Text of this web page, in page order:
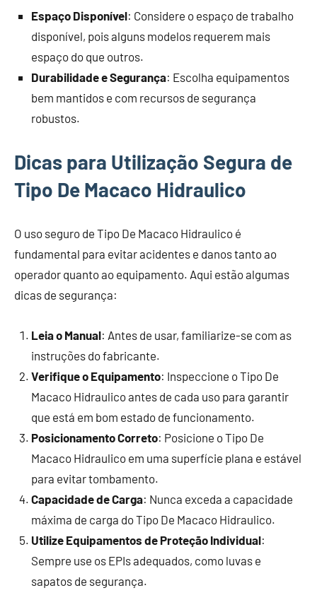
Espaço Disponível: Considere o espaço de trabalho
disponível, pois alguns modelos requerem mais
espaço do que outros.
Durabilidade e Segurança: Escolha equipamentos
bem mantidos e com recursos de segurança
robustos.
Dicas para Utilização Segura de
Tipo De Macaco Hidraulico
O uso seguro de Tipo De Macaco Hidraulico é
fundamental para evitar acidentes e danos tanto ao
operador quanto ao equipamento. Aqui estão algumas
dicas de segurança:
Leia o Manual: Antes de usar, familiarize-se com as
instruções do fabricante.
Verifique o Equipamento: Inspeccione o Tipo De
Macaco Hidraulico antes de cada uso para garantir
que está em bom estado de funcionamento.
Posicionamento Correto: Posicione o Tipo De
Macaco Hidraulico em uma superfície plana e estável
para evitar tombamento.
Capacidade de Carga: Nunca exceda a capacidade
máxima de carga do Tipo De Macaco Hidraulico.
Utilize Equipamentos de Proteção Individual:
Sempre use os EPIs adequados, como luvas e
sapatos de segurança.